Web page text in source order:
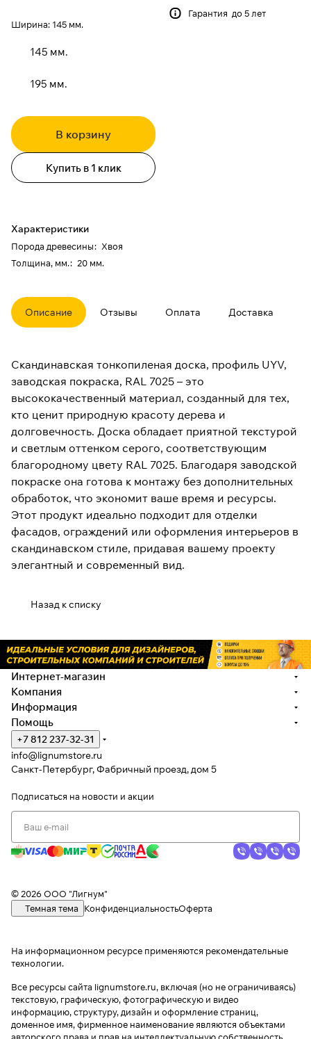
Ширина: 145 мм.
145 мм.
195 мм.
В корзину
Купить в 1 клик
Характеристики
Порода древесины: Хвоя
Толщина, мм.: 20 мм.
Гарантия до 5 лет
Описание Отзывы Оплата Доставка
Скандинавская тонкопиленая доска, профиль UYV,
заводская покраска, RAL 7025 – это
высококачественный материал, созданный для тех,
кто ценит природную красоту дерева и
долговечность. Доска обладает приятной текстурой
и светлым оттенком серого, соответствующим
благородному цвету RAL 7025. Благодаря заводской
покраске она готова к монтажу без дополнительных
обработок, что экономит ваше время и ресурсы.
Этот продукт идеально подходит для отделки
фасадов, ограждений или оформления интерьеров в
скандинавском стиле, придавая вашему проекту
элегантный и современный вид.
Назад к списку
Интернет-магазин
Компания
Информация
Помощь
+7 812 237-32-31
info@lignumstore.ru
Санкт-Петербург, Фабричный проезд, дом 5
Подписаться на новости и акции
© 2026 ООО "Лигнум"
Темная тема
КонфиденциальностьОферта
На информационном ресурсе применяются рекомендательные
технологии.
Все ресурсы сайта lignumstore.ru, включая (но не ограничиваясь)
текстовую, графическую, фотографическую и видео
информацию, структуру, дизайн и оформление страниц,
доменное имя, фирменное наименование являются объектами